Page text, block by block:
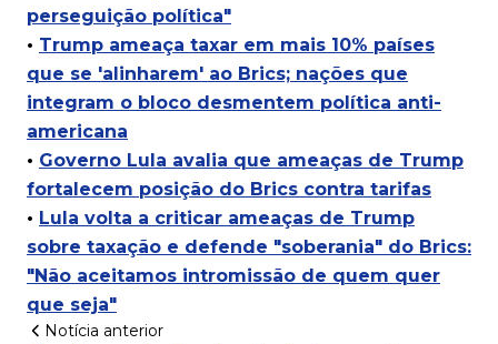
perseguição política"
• Trump ameaça taxar em mais 10% países
que se 'alinharem' ao Brics; nações que
integram o bloco desmentem política anti-
americana
• Governo Lula avalia que ameaças de Trump
fortalecem posição do Brics contra tarifas
• Lula volta a criticar ameaças de Trump
sobre taxação e defende "soberania" do Brics:
"Não aceitamos intromissão de quem quer
que seja"
Notícia anterior